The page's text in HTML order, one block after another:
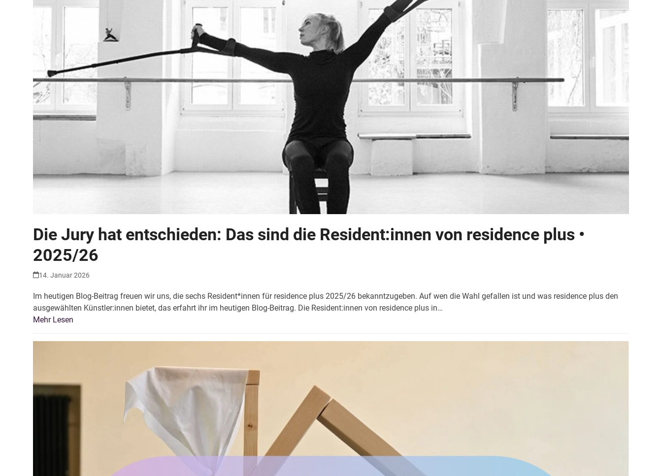
Die Jury hat entschieden: Das sind die Resident:innen von residence plus •
2025/26
14. Januar 2026
Im heutigen Blog-Beitrag freuen wir uns, die sechs Resident*innen für residence plus 2025/26 bekanntzugeben. Auf wen die Wahl gefallen ist und was residence plus den
ausgewählten Künstler:innen bietet, das erfahrt ihr im heutigen Blog-Beitrag. Die Resident:innen von residence plus in…
Mehr Lesen